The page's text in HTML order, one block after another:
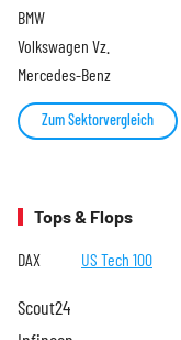
BMW
Volkswagen Vz.
Mercedes-Benz
Zum Sektorvergleich
Tops & Flops
DAX US Tech 100
Scout24